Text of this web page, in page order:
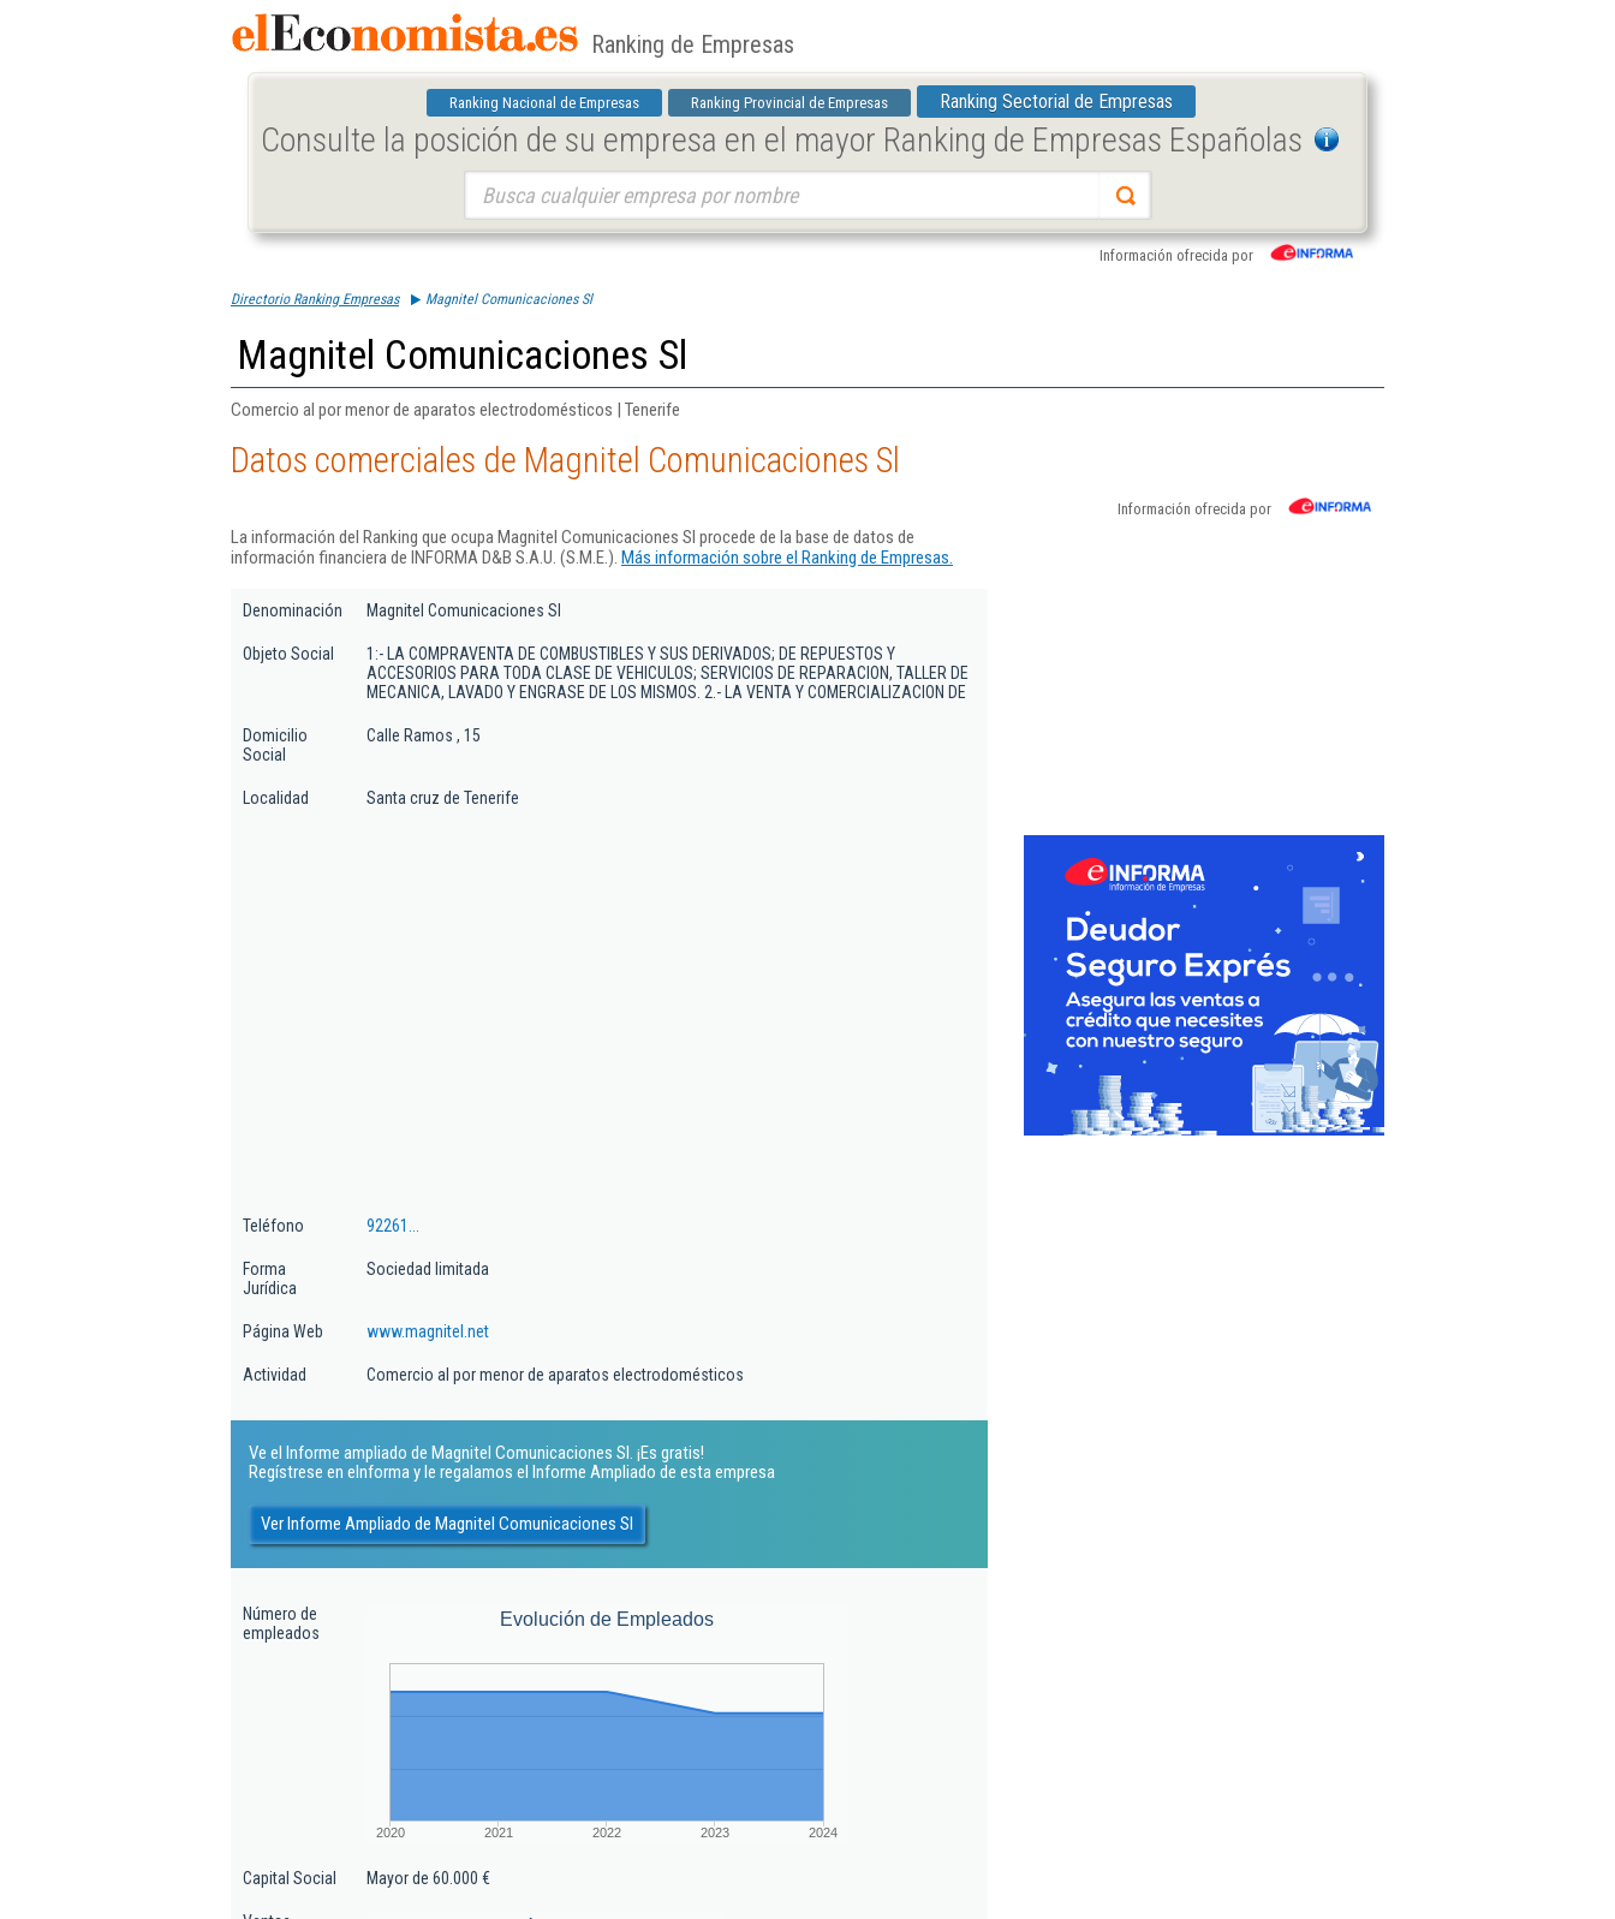
Ranking de Empresas
Ranking Nacional de Empresas Ranking Provincial de Empresas Ranking Sectorial de Empresas
Consulte la posición de su empresa en el mayor Ranking de Empresas Españolas
Información ofrecida por
Directorio Ranking Empresas Magnitel Comunicaciones Sl
Magnitel Comunicaciones Sl
Comercio al por menor de aparatos electrodomésticos | Tenerife
Datos comerciales de Magnitel Comunicaciones Sl
Información ofrecida por
La información del Ranking que ocupa Magnitel Comunicaciones Sl procede de la base de datos de
información financiera de INFORMA D&B S.A.U. (S.M.E.). Más información sobre el Ranking de Empresas.
Denominación Magnitel Comunicaciones Sl
Objeto Social
1:- LA COMPRAVENTA DE COMBUSTIBLES Y SUS DERIVADOS; DE REPUESTOS Y
ACCESORIOS PARA TODA CLASE DE VEHICULOS; SERVICIOS DE REPARACION, TALLER DE
MECANICA, LAVADO Y ENGRASE DE LOS MISMOS. 2.- LA VENTA Y COMERCIALIZACION DE
Domicilio
Social
Calle Ramos , 15
Localidad Santa cruz de Tenerife
Teléfono 92261...
Forma
Jurídica
Sociedad limitada
Página Web www.magnitel.net
Actividad Comercio al por menor de aparatos electrodomésticos
Ve el Informe ampliado de Magnitel Comunicaciones Sl. ¡Es gratis!
Regístrese en eInforma y le regalamos el Informe Ampliado de esta empresa
Ver Informe Ampliado de Magnitel Comunicaciones Sl
Número de
empleados
Evolución de Empleados
2020 2021 2022 2023 2024
Capital Social Mayor de 60.000 €